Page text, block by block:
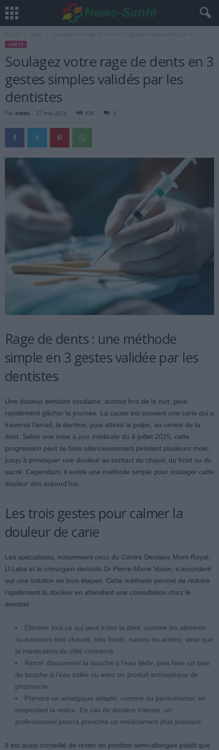
SANTÉ
Soulagez votre rage de dents en 3
gestes simples validés par les
dentistes
Par news - 27 mai 2026 938 0
Rage de dents : une méthode
simple en 3 gestes validée par les
dentistes
Une douleur dentaire soudaine, surtout lors de la nuit, peut
rapidement gâcher la journée. La cause est souvent une carie qui a
traversé l’émail, la dentine, puis atteint la pulpe, au centre de la
dent. Selon une mise à jour médicale du 4 juillet 2025, cette
progression peut se faire silencieusement pendant plusieurs mois,
jusqu’à provoquer une douleur au contact du chaud, du froid ou du
sucré. Cependant, il existe une méthode simple pour soulager cette
douleur dès aujourd’hui.
Les trois gestes pour calmer la
douleur de carie
Les spécialistes, notamment ceux du Centre Dentaire Mont-Royal,
U.Labs et le chirurgien-dentiste Dr Pierre-Marie Voisin, s’accordent
sur une solution en trois étapes. Cette méthode permet de réduire
rapidement la douleur en attendant une consultation chez le
dentiste :
Éliminer tout ce qui peut irriter la dent, comme les aliments
ou boissons très chauds, très froids, sucrés ou acides, ainsi que
la mastication du côté concerné.
Rincer doucement la bouche à l’eau tiède, puis faire un bain
de bouche à l’eau salée ou avec un produit antiseptique de
pharmacie.
Prendre un antalgique adapté, comme du paracétamol, en
respectant la notice. En cas de douleur intense, un
professionnel pourra prescrire un médicament plus puissant.
Il est aussi conseillé de rester en position semi-allongée plutôt que